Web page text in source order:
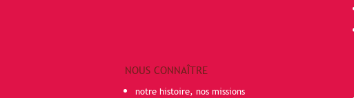
NOUS CONNAÎTRE
notre histoire, nos missions